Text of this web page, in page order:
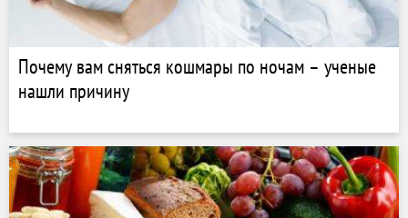
Почему вам сняться кошмары по ночам – ученые
нашли причину